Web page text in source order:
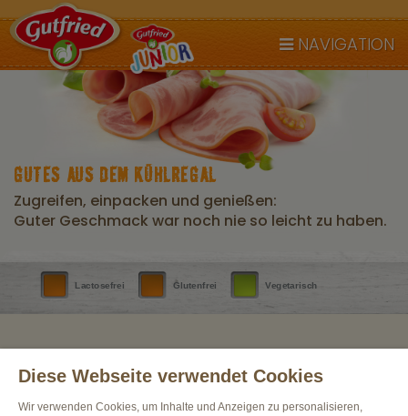
NAVIGATION
GUTES AUS DEM KÜHLREGAL
Zugreifen, einpacken und genießen:
Guter Geschmack war noch nie so leicht zu haben.
Lactosefrei Glutenfrei Vegetarisch
Diese Webseite verwendet Cookies
Wir verwenden Cookies, um Inhalte und Anzeigen zu personalisieren,